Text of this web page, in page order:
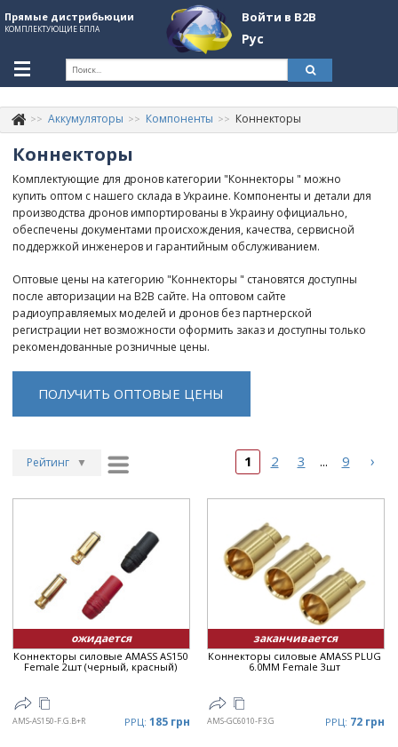
Прямые дистрибьюции
КОМПЛЕКТУЮЩИЕ БПЛА
Войти в B2B
Рус
+380507774092 Контакты
About Company
Обзоры
Категории
Войти в B2B
Стать партнером
Аккумуляторы Компоненты Коннекторы
Коннекторы
Комплектующие для дронов категории "Коннекторы " можно
купить оптом с нашего склада в Украине. Компоненты и детали для
производства дронов импортированы в Украину официально,
обеспечены документами происхождения, качества, сервисной
поддержкой инженеров и гарантийным обслуживанием.
Оптовые цены на категорию "Коннекторы " становятся доступны
после авторизации на B2B сайте. На оптовом сайте
радиоуправляемых моделей и дронов без партнерской
регистрации нет возможности оформить заказ и доступны только
рекомендованные розничные цены.
ПОЛУЧИТЬ ОПТОВЫЕ ЦЕНЫ
Рейтинг ▼
▲
Цена
1 2 3 ... 9 ›
ожидается
Коннекторы силовые AMASS AS150
Female 2шт (черный, красный)
AMS-AS150-F.G.B+R РРЦ: 185 грн
заканчивается
Коннекторы силовые AMASS PLUG
6.0MM Female 3шт
AMS-GC6010-F3.G РРЦ: 72 грн